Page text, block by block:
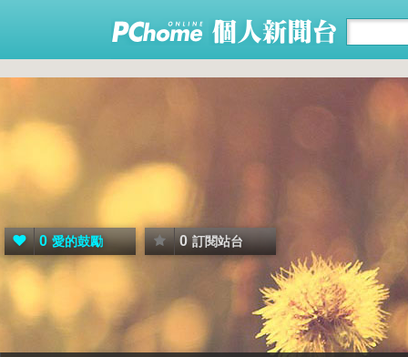
0 愛的鼓勵 0 訂閱站台